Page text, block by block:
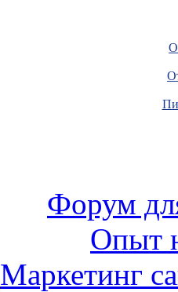
Форум
Опыт
Маркетинг